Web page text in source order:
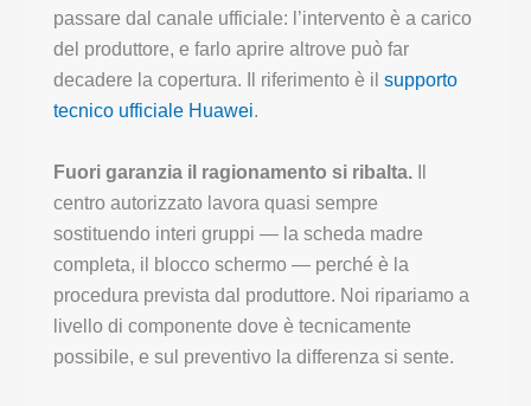
passare dal canale ufficiale: l’intervento è a carico
del produttore, e farlo aprire altrove può far
decadere la copertura. Il riferimento è il supporto
tecnico ufficiale Huawei.
Fuori garanzia il ragionamento si ribalta.
centro autorizzato lavora quasi sempre
sostituendo interi gruppi — la scheda madre
completa, il blocco schermo — perché è la
procedura prevista dal produttore. Noi ripariamo a
livello di componente dove è tecnicamente
possibile, e sul preventivo la differenza si sente.